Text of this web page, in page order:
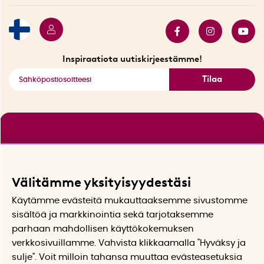
Inspiraatiota uutiskirjeestämme!
Tilaa
Välitämme yksityisyydestäsi
Käytämme evästeitä mukauttaaksemme sivustomme
sisältöä ja markkinointia sekä tarjotaksemme
parhaan mahdollisen käyttökokemuksen
verkkosivuillamme. Vahvista klikkaamalla "Hyväksy ja
sulje". Voit milloin tahansa muuttaa evästeasetuksia